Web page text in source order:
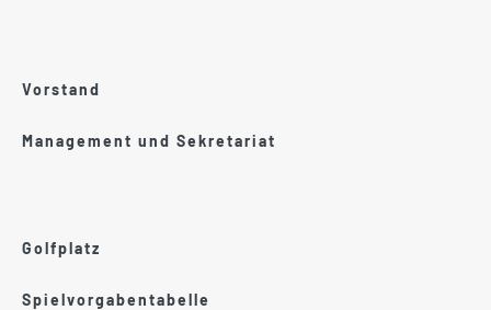
Vorstand
Management und Sekretariat
Golfplatz
Spielvorgabentabelle